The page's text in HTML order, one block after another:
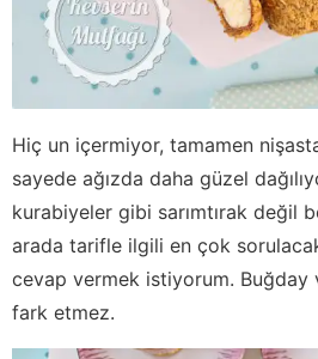
Hiç un içermiyor, tamamen
sayede ağızda daha güzel
kurabiyeler gibi sarımtırak değil
arada tarifle ilgili en çok
cevap vermek istiyorum. Buğday
fark etmez.